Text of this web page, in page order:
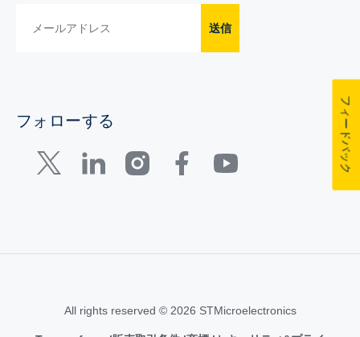
送信
フォローする
All rights reserved © 2026 STMicroelectronics
フィードバック